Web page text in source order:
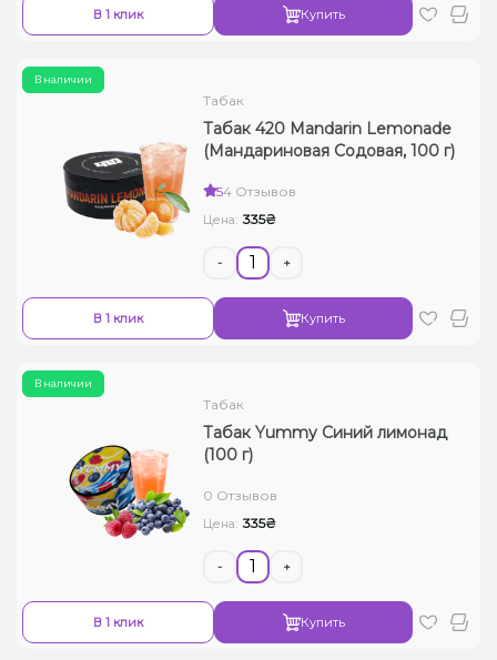
В 1 клик Купить
В наличии
Табак
Табак 420 Mandarin Lemonade
(Мандариновая Содовая, 100 г)
54 Отзывов
Цена: 335₴
- +
В 1 клик Купить
В наличии
Табак
Табак Yummy Синий лимонад
(100 г)
0 Отзывов
Цена: 335₴
- +
В 1 клик Купить